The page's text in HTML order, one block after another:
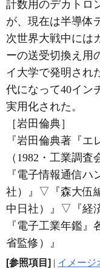
計数用のデカトロ
が、現在は半導体
次世界大戦中には
ーの送受切換え用
イ大学で発明され
代になって40イン
実用化された。
［岩田倫典］
『岩田倫典著『エ
（1982・工業調査
『電子情報通信ハ
社）』 ▽ 『森大伍
中日社）』 ▽ 『
『電子工業年鑑
省監修）』
[参照項目] | イメージ